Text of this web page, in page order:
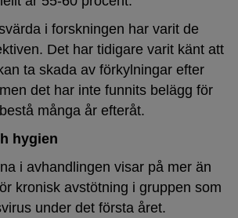
i forskningen har varit de
Det har tidigare varit känt att
ta skada av förkylningar efter
det har inte funnits belägg för
många år efteråt.
hygien
i avhandlingen visar på mer än
kronisk avstötning i gruppen som
under det första året.